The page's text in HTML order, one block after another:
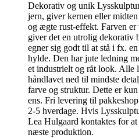
Dekorativ og unik
jern, giver kernen eller
og ægte rust-effekt. Farven
giver det en utrolig dekorativ
egner sig godt til at stå i fx.
hylde. Den har jute ledning
et industrielt og råt look. Alle
håndlavet ned til mindste
farve og struktur. Dette er
ens. Fri levering til
2-5 hverdage. Hvis
Lea Hulgaard kontaktes for
næste produktion.